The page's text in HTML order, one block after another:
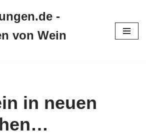
-
von Wein
in neuen